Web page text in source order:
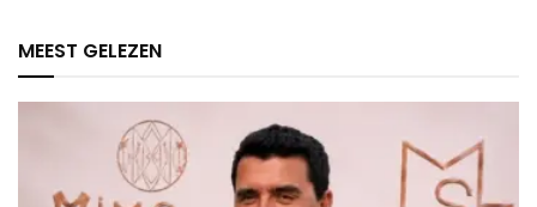
MEEST GELEZEN